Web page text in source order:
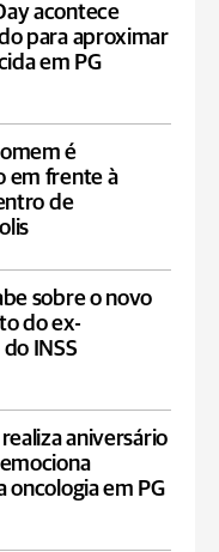
acontece
para aproximar
em PG
é
em frente à
de
sobre o novo
do ex-
INSS
realiza aniversário
oncologia em PG